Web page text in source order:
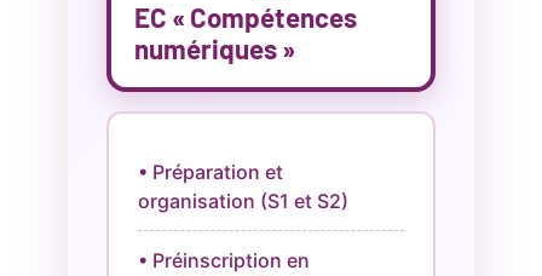
EC « Compétences
numériques »
• Préparation et
organisation (S1 et S2)
• Préinscription en